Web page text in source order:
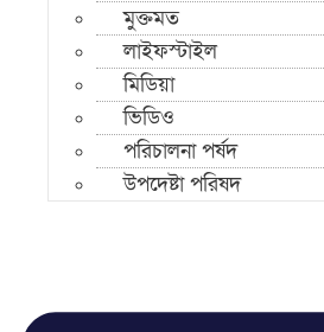
মুক্তমত
লাইফস্টাইল
মিডিয়া
ভিডিও
পরিচালনা পর্ষদ
উপদেষ্টা পরিষদ